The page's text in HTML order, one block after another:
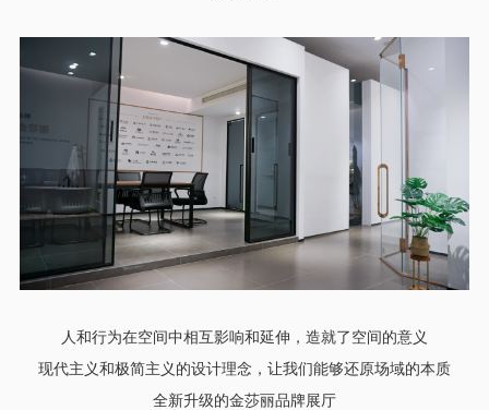
人和行为在空间中相互影响和延伸，造就了空间的意义
现代主义和极简主义的设计理念，让我们能够还原场域的本质
全新升级的金莎丽品牌展厅